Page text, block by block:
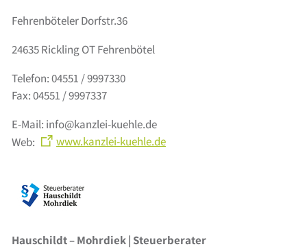
Fehrenböteler Dorfstr.36
24635 Rickling OT Fehrenbötel
Telefon: 04551 / 9997330
Fax: 04551 / 9997337
E-Mail: info@kanzlei-kuehle.de
Web:
www.kanzlei-kuehle.de
Hauschildt – Mohrdiek | Steuerberater